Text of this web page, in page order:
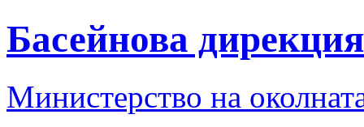
Басейнова
Министерство на